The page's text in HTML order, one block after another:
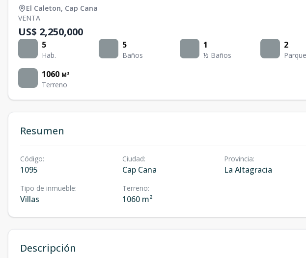
El Caleton, Cap Cana
VENTA
US$ 2,250,000
5
Hab.
5
Baños
1
½ Baños
2
1060 M²
Terreno
Resumen
Código:
1095
Ciudad:
Cap Cana
Provincia:
La Altagracia
Tipo de inmueble:
Villas
Terreno:
1060 m²
Descripción